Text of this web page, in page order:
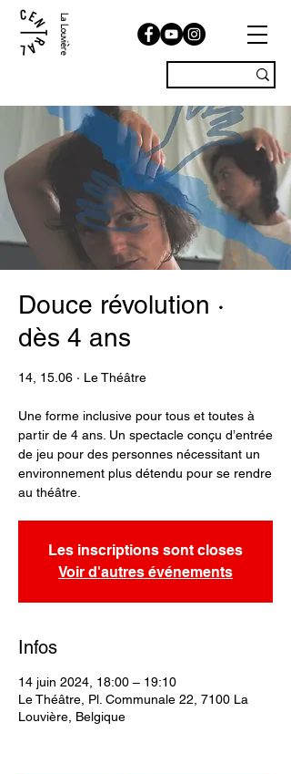
La Louvière
Douce révolution ·
dès 4 ans
14, 15.06 · Le Théâtre
Une forme inclusive pour tous et toutes à
partir de 4 ans. Un spectacle conçu d’entrée
de jeu pour des personnes nécessitant un
environnement plus détendu pour se rendre
au théâtre.
Les inscriptions sont closes
Voir d'autres événements
Infos
14 juin 2024, 18:00 – 19:10
Le Théâtre, Pl. Communale 22, 7100 La
Louvière, Belgique